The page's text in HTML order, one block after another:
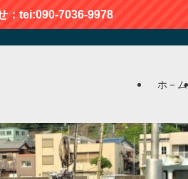
：tei:090-7036-9978
ホ－ム